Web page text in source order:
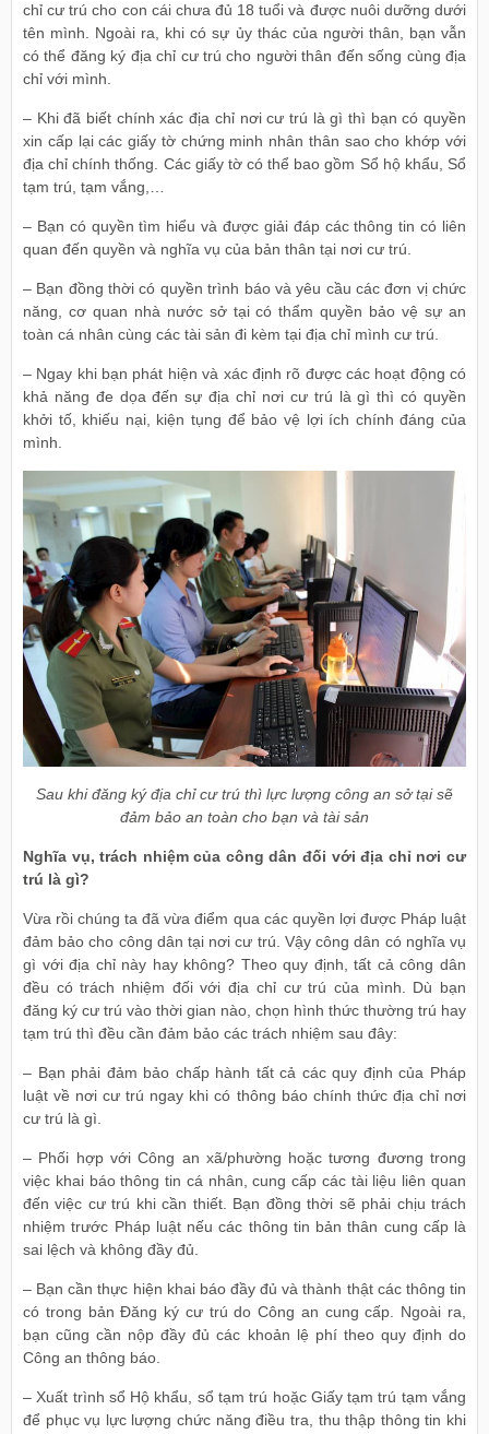
chỉ cư trú cho con cái chưa đủ 18 tuổi và được nuôi dưỡng dưới
tên mình. Ngoài ra, khi có sự ủy thác của người thân, bạn vẫn
có thể đăng ký địa chỉ cư trú cho người thân đến sống cùng địa
chỉ với mình.
– Khi đã biết chính xác địa chỉ nơi cư trú là gì thì bạn có quyền
xin cấp lại các giấy tờ chứng minh nhân thân sao cho khớp với
địa chỉ chính thống. Các giấy tờ có thể bao gồm Sổ hộ khẩu, Sổ
tạm trú, tạm vắng,…
– Bạn có quyền tìm hiểu và được giải đáp các thông tin có liên
quan đến quyền và nghĩa vụ của bản thân tại nơi cư trú.
– Bạn đồng thời có quyền trình báo và yêu cầu các đơn vị chức
năng, cơ quan nhà nước sở tại có thẩm quyền bảo vệ sự an
toàn cá nhân cùng các tài sản đi kèm tại địa chỉ mình cư trú.
– Ngay khi bạn phát hiện và xác định rõ được các hoạt động có
khả năng đe dọa đến sự địa chỉ nơi cư trú là gì thì có quyền
khởi tố, khiếu nại, kiện tụng để bảo vệ lợi ích chính đáng của
mình.
Sau khi đăng ký địa chỉ cư trú thì lực lượng công an sở tại sẽ
đảm bảo an toàn cho bạn và tài sản
Nghĩa vụ, trách nhiệm của công dân đối với địa chỉ nơi cư
trú là gì?
Vừa rồi chúng ta đã vừa điểm qua các quyền lợi được Pháp luật
đảm bảo cho công dân tại nơi cư trú. Vậy công dân có nghĩa vụ
gì với địa chỉ này hay không? Theo quy định, tất cả công dân
đều có trách nhiệm đối với địa chỉ cư trú của mình. Dù bạn
đăng ký cư trú vào thời gian nào, chọn hình thức thường trú hay
tạm trú thì đều cần đảm bảo các trách nhiệm sau đây:
– Bạn phải đảm bảo chấp hành tất cả các quy định của Pháp
luật về nơi cư trú ngay khi có thông báo chính thức địa chỉ nơi
cư trú là gì.
– Phối hợp với Công an xã/phường hoặc tương đương trong
việc khai báo thông tin cá nhân, cung cấp các tài liệu liên quan
đến việc cư trú khi cần thiết. Bạn đồng thời sẽ phải chịu trách
nhiệm trước Pháp luật nếu các thông tin bản thân cung cấp là
sai lệch và không đầy đủ.
– Bạn cần thực hiện khai báo đầy đủ và thành thật các thông tin
có trong bản Đăng ký cư trú do Công an cung cấp. Ngoài ra,
bạn cũng cần nộp đầy đủ các khoản lệ phí theo quy định do
Công an thông báo.
– Xuất trình sổ Hộ khẩu, sổ tạm trú hoặc Giấy tạm trú tạm vắng
để phục vụ lực lượng chức năng điều tra, thu thập thông tin khi